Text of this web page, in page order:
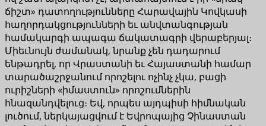
ճիշտ» դատողությունները Հարավային Կովկասի
հաղորդակցությունների եւ անվտանգության
համակարգի ապագա ճակատագրի վերաբերյալ։
Միեւնույն ժամանակ, նրանք չեն դադարում
ենթադրել, որ Վրաստանի եւ Հայաստանի համար
տարածաշրջանում որոշելու ոչինչ չկա, բացի
ուրիշների «իմաստուն» որոշումներին
հնազանդվելուց։ Եվ, որպես այդպիսի հիմնական
լուծում, ներկայացվում է Եվրոպայից Չինաստան